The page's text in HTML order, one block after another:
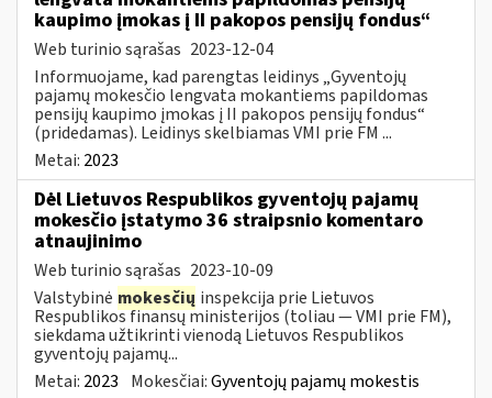
kaupimo įmokas į II pakopos pensijų fondus“
Web turinio sąrašas 2023-12-04
Informuojame, kad parengtas leidinys „Gyventojų
pajamų mokesčio lengvata mokantiems papildomas
pensijų kaupimo įmokas į II pakopos pensijų fondus“
(pridedamas). Leidinys skelbiamas VMI prie FM ...
Metai: 2023
Dėl Lietuvos Respublikos gyventojų pajamų
mokesčio įstatymo 36 straipsnio komentaro
atnaujinimo
Web turinio sąrašas 2023-10-09
Valstybinė mokesčių inspekcija prie Lietuvos
Respublikos finansų ministerijos (toliau — VMI prie FM),
siekdama užtikrinti vienodą Lietuvos Respublikos
gyventojų pajamų...
Metai: 2023 Mokesčiai:Gyventojų pajamų mokestis